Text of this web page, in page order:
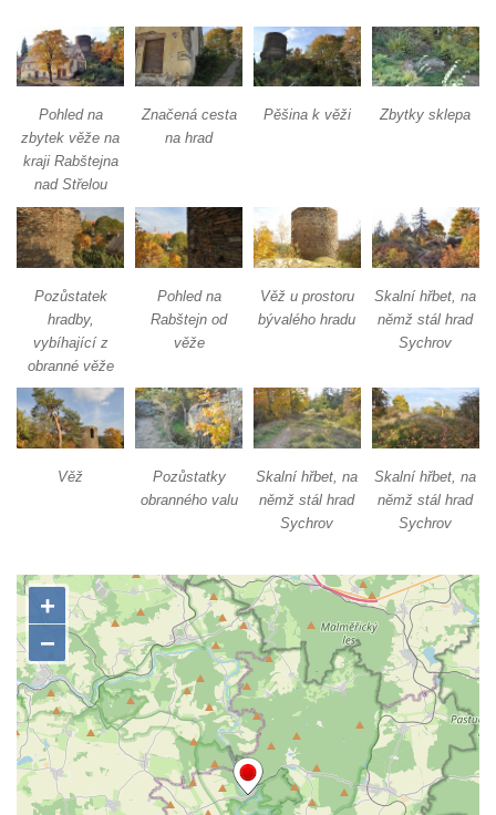
Hrad Hřídelík
Hrad Vrabinec
Hrad Starý Falkenburk
Hrad Milštejn
Hrad Kalich
Hrad Panna
Hrad Freudenstein (Jáchymov)
Hrad Hněvín
Hrad Hazmburk
Hrad Hungerberg
Hrad Hartenštejn
Hrad Děvín (u Hamru na Jezeře)
Kamenice
Hrad Ostrý (Scharfenstein) u Františkova
nad Ploučnicí
Hrad Himlštejn
Skalní hrad Svojkov
Hrad Nejdek
Hrad Rabštejn nad Střelou
Pohled na
zbytek věže na
kraji Rabštejna
nad Střelou
Značená cesta
na hrad
Pěšina k věži Zbytky sklepa
Pozůstatek
hradby,
vybíhající z
obranné věže
Pohled na
Rabštejn od
věže
Věž u prostoru
bývalého hradu
Skalní hřbet, na
němž stál hrad
Sychrov
Věž
Pozůstatky
obranného valu
Skalní hřbet, na
němž stál hrad
Sychrov
Skalní hřbet, na
němž stál hrad
Sychrov